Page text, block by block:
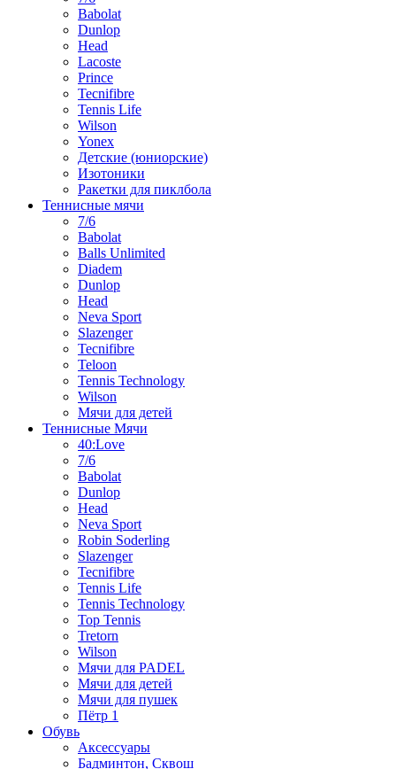
Babolat
Dunlop
Head
Lacoste
Prince
Tecnifibre
Tennis Life
Wilson
Yonex
Детские (юниорские)
Изотоники
Ракетки для пиклбола
Теннисные мячи
7/6
Babolat
Balls Unlimited
Diadem
Dunlop
Head
Neva Sport
Slazenger
Tecnifibre
Teloon
Tennis Technology
Wilson
Мячи для детей
Теннисные Мячи
40:Love
7/6
Babolat
Dunlop
Head
Neva Sport
Robin Soderling
Slazenger
Tecnifibre
Tennis Life
Tennis Technology
Top Tennis
Tretorn
Wilson
Мячи для PADEL
Мячи для детей
Мячи для пушек
Пётр 1
Обувь
Аксессуары
Бадминтон, Сквош